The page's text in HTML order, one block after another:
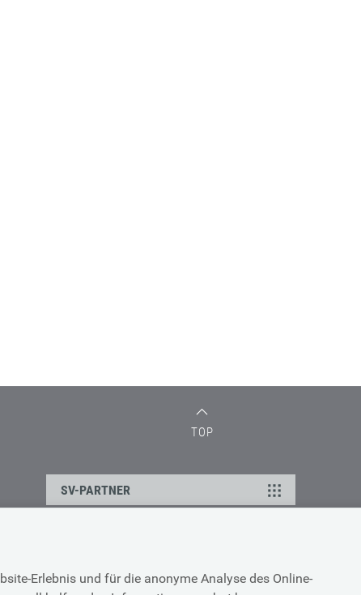
Erlebnis und für die anonyme Analyse des Online-
TOP
SV-PARTNER
Cookie-Erklärung